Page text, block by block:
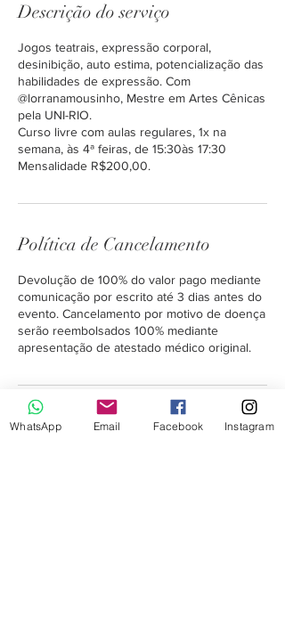
Descrição do serviço
Jogos teatrais, expressão corporal,
desinibição, auto estima, potencialização das
habilidades de expressão. Com
@lorranamousinho, Mestre em Artes Cênicas
pela UNI-RIO.
Curso livre com aulas regulares, 1x na
semana, às 4ª feiras, de 15:30às 17:30
Mensalidade R$200,00.
Política de Cancelamento
Devolução de 100% do valor pago mediante
comunicação por escrito até 3 dias antes do
evento. Cancelamento por motivo de doença
serão reembolsados 100% mediante
apresentação de atestado médico original.
Informações de contato
WhatsApp Email Facebook Instagram